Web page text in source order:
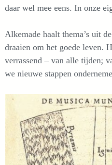
daar wel mee eens. In onze
Alkemade haalt thema’s uit
draaien om het goede leven.
verrassend – van alle tijden;
we nieuwe stappen